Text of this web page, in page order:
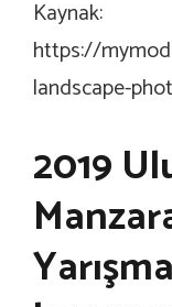
Kaynak:
https://
landscape-
2019